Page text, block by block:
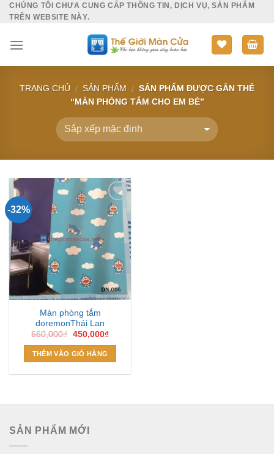
SkipCHÚNG TÔI CHƯA CUNG CẤP THÔNG TIN, DỊCH VỤ, SẢN PHẨM
TRÊN WEBSITE NÀY.
TRANG CHỦ / SẢN PHẨM / SẢN PHẨM ĐƯỢC GẮN THẺ
“MÀN PHÒNG TẮM CHO EM BÉ”
-32%
Add to
Wishlist
Màn phòng tắm
doremonThái Lan
660,000₫ Giá
là:
660,000₫.
450,000₫Giá
THÊM VÀO GIỎ HÀNG
SẢN PHẨM MỚI